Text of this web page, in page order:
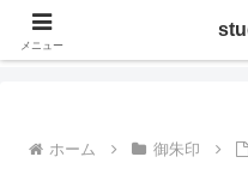
ジャンルを問わず管理人の気にな
ホーム 御朱印
メニュー